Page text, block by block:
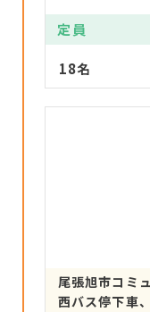
定員
18名
尾張旭市コミ
西バス停下車